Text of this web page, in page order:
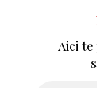
Aici